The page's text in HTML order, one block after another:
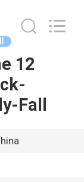
12
Fall